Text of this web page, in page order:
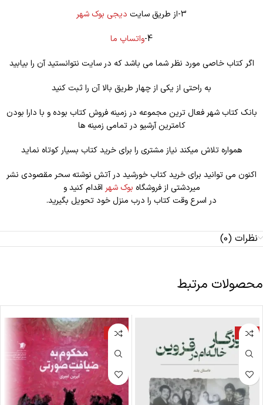
3-از طریق سایت
دیجی بوک شهر
4- واتساپ ما
اگر کتاب خاصی مورد نظر شما می باشد که در سایت نتوانستید آن را بیابید
به راحتی از یکی از چهار طریق بالا آن را ثبت کنید
بانک کتاب شهر فعال ترین مجموعه در زمینه فروش کتاب بوده و با دارا بودن
کامترین آرشیو در تمامی زمینه ها
همواره تلاش میکند نیاز مشتری را برای خرید کتاب بسیار کوتاه نماید
اکنون می توانید برای خرید کتاب خورشید در آتش نوشته سحر مقصودی نشر
میردشتی از فروشگاه بوک شهر اقدام کنید و
در اسرع وقت کتاب را درب منزل خود تحویل بگیرید.
نظرات (0)
محصولات مرتبط
-18%
-17%